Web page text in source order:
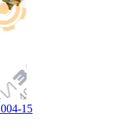
15